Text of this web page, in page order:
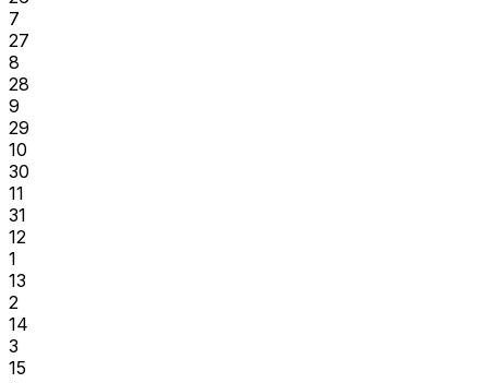
7
27
8
28
9
29
10
30
11
31
12
1
13
2
14
3
15